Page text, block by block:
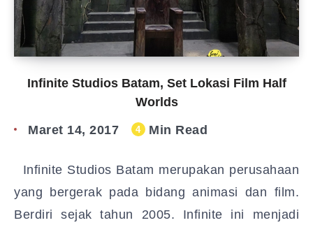
Infinite Studios Batam, Set Lokasi Film Half
Worlds
Maret 14, 2017 4 Min Read
​Infinite Studios Batam merupakan perusahaan
yang bergerak pada bidang animasi dan film.
Berdiri sejak tahun 2005. Infinite ini menjadi